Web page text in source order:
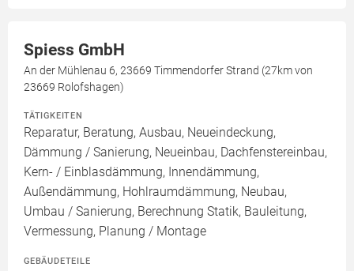
Spiess GmbH
An der Mühlenau 6, 23669 Timmendorfer Strand (27km von
23669 Rolofshagen)
TÄTIGKEITEN
Reparatur, Beratung, Ausbau, Neueindeckung,
Dämmung / Sanierung, Neueinbau, Dachfenstereinbau,
Kern- / Einblasdämmung, Innendämmung,
Außendämmung, Hohlraumdämmung, Neubau,
Umbau / Sanierung, Berechnung Statik, Bauleitung,
Vermessung, Planung / Montage
GEBÄUDETEILE